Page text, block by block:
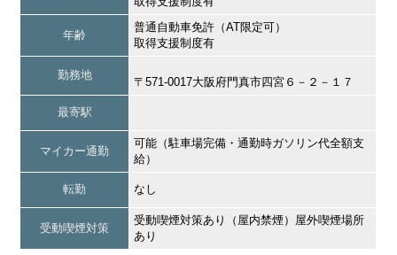
年齢
普通自動車免許（AT限定可）
取得支援制度有
勤務地
〒571-0017大阪府門真市四宮６－２－１７
最寄駅
マイカー通勤
可能（駐車場完備・通勤時ガソリン代全額支
給）
転勤 なし
受動喫煙対策
受動喫煙対策あり（屋内禁煙）屋外喫煙場所
あり